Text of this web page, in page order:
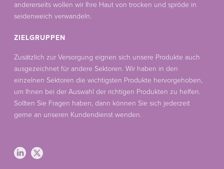
andererseits wollen wir Ihre Haut von trocken und spröde in
seidenweich verwandeln.
ZIELGRUPPEN
Zusätzlich zur Versorgung eignen sich unsere Produkte auch
ausgezeichnet für andere Sektoren. Wir haben in den
einzelnen Sektoren die wichtigsten Produkte hervorgehoben,
um Ihnen bei der Auswahl der richtigen Produkten zu helfen.
Sollten Sie Fragen haben, dann können Sie sich jederzeit
gerne an unseren Kundendienst wenden.